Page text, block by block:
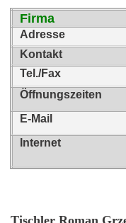
Tischler Roman
Firma
Adresse
Kontakt
Tel./Fax
Öffnungszeiten
E-Mail
Internet